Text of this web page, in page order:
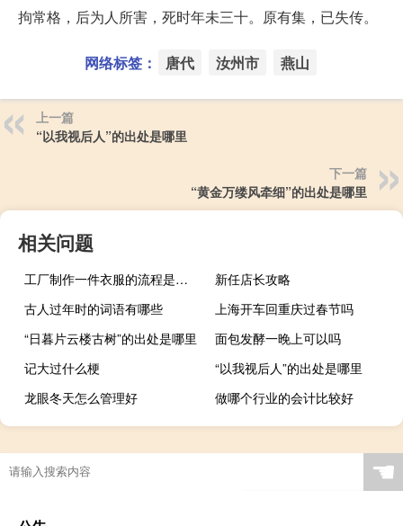
拘常格，后为人所害，死时年未三十。原有集，已失传。
网络标签： 唐代 汝州市 燕山
上一篇
“以我视后人”的出处是哪里
下一篇
“黄金万缕风牵细”的出处是哪里
相关问题
工厂制作一件衣服的流程是怎么样的？如何设计爆款衣服？
新任店长攻略
古人过年时的词语有哪些
上海开车回重庆过春节吗
“日暮片云楼古树”的出处是哪里
面包发酵一晚上可以吗
记大过什么梗
“以我视后人”的出处是哪里
龙眼冬天怎么管理好
做哪个行业的会计比较好
“下有碧溪水”的出处是哪里
☚